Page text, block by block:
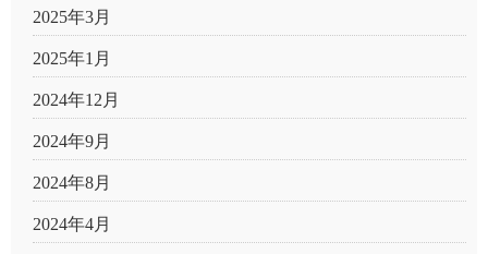
2025年3月
2025年1月
2024年12月
2024年9月
2024年8月
2024年4月